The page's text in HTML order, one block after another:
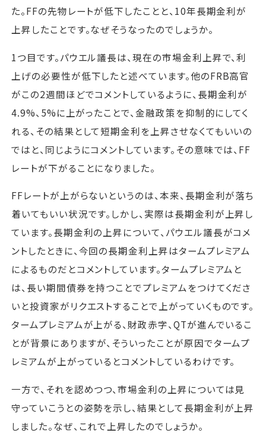
た。FFの先物レートが低下したことと、10年長期金利が
上昇したことです。なぜそうなったのでしょうか。
1つ目です。パウエル議長は、現在の市場金利上昇で、利
上げの必要性が低下したと述べています。他のFRB高官
がこの2週間ほどでコメントしているように、長期金利が
4.9%、5%に上がったことで、金融政策を抑制的にしてく
れる、その結果として短期金利を上昇させなくてもいいの
ではと、同じようにコメントしています。その意味では、FF
レートが下がることになりました。
FFレートが上がらないというのは、本来、長期金利が落ち
着いてもいい状況です。しかし、実際は長期金利が上昇し
ています。長期金利の上昇について、パウエル議長がコメ
ントしたときに、今回の長期金利上昇はタームプレミアム
によるものだとコメントしています。タームプレミアムと
は、長い期間債券を持つことでプレミアムをつけてくださ
いと投資家がリクエストすることで上がっていくものです。
タームプレミアムが上がる、財政赤字、QTが進んでいるこ
とが背景にありますが、そういったことが原因でタームプ
レミアムが上がっているとコメントしているわけです。
一方で、それを認めつつ、市場金利の上昇については見
守っていこうとの姿勢を示し、結果として長期金利が上昇
しました。なぜ、これで上昇したのでしょうか。